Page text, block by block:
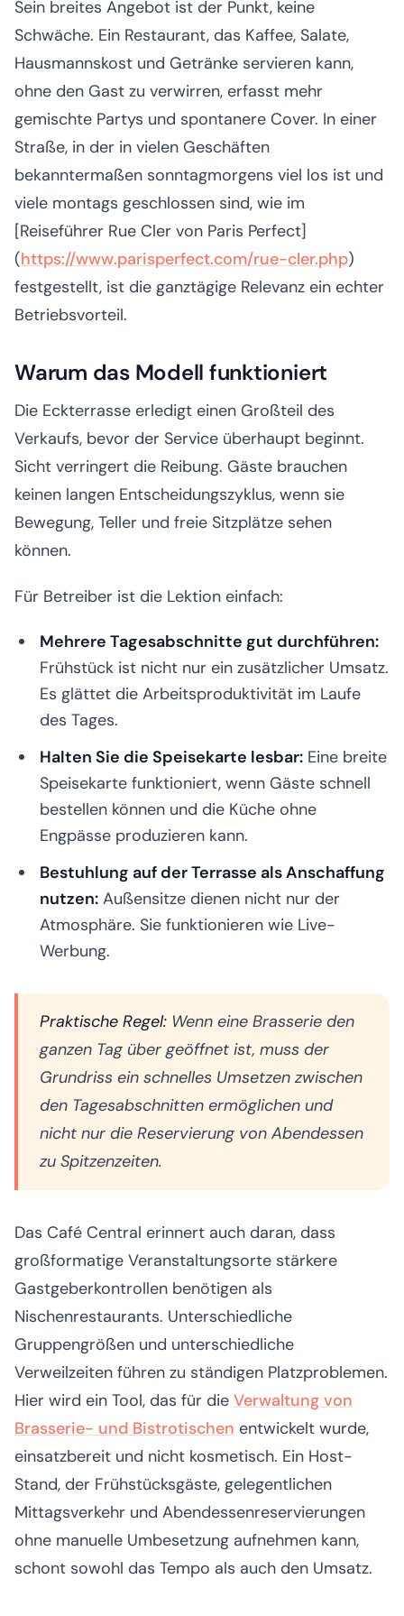
Sein breites Angebot ist der Punkt, keine
Schwäche. Ein Restaurant, das Kaffee, Salate,
Hausmannskost und Getränke servieren kann,
ohne den Gast zu verwirren, erfasst mehr
gemischte Partys und spontanere Cover. In einer
Straße, in der in vielen Geschäften
bekanntermaßen sonntagmorgens viel los ist und
viele montags geschlossen sind, wie im
[Reiseführer Rue Cler von Paris Perfect]
(https://www.parisperfect.com/rue-cler.php)
festgestellt, ist die ganztägige Relevanz ein echter
Betriebsvorteil.
Warum das Modell funktioniert
Die Eckterrasse erledigt einen Großteil des
Verkaufs, bevor der Service überhaupt beginnt.
Sicht verringert die Reibung. Gäste brauchen
keinen langen Entscheidungszyklus, wenn sie
Bewegung, Teller und freie Sitzplätze sehen
können.
Für Betreiber ist die Lektion einfach:
Mehrere Tagesabschnitte gut durchführen:
Frühstück ist nicht nur ein zusätzlicher Umsatz.
Es glättet die Arbeitsproduktivität im Laufe
des Tages.
Halten Sie die Speisekarte lesbar: Eine breite
Speisekarte funktioniert, wenn Gäste schnell
bestellen können und die Küche ohne
Engpässe produzieren kann.
Bestuhlung auf der Terrasse als Anschaffung
nutzen: Außensitze dienen nicht nur der
Atmosphäre. Sie funktionieren wie Live-
Werbung.
Praktische Regel: Wenn eine Brasserie den
ganzen Tag über geöffnet ist, muss der
Grundriss ein schnelles Umsetzen zwischen
den Tagesabschnitten ermöglichen und
nicht nur die Reservierung von Abendessen
zu Spitzenzeiten.
Das Café Central erinnert auch daran, dass
großformatige Veranstaltungsorte stärkere
Gastgeberkontrollen benötigen als
Nischenrestaurants. Unterschiedliche
Gruppengrößen und unterschiedliche
Verweilzeiten führen zu ständigen Platzproblemen.
Hier wird ein Tool, das für die Verwaltung von
Brasserie- und Bistrotischen entwickelt wurde,
einsatzbereit und nicht kosmetisch. Ein Host-
Stand, der Frühstücksgäste, gelegentlichen
Mittagsverkehr und Abendessenreservierungen
ohne manuelle Umbesetzung aufnehmen kann,
schont sowohl das Tempo als auch den Umsatz.